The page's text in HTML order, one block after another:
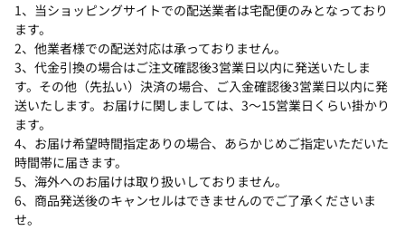
1、当ショッピングサイトでの配送業者は宅配便のみとなっており
ます。
2、他業者様での配送対応は承っておりません。
3、代金引換の場合はご注文確認後3営業日以内に発送いたしま
す。その他（先払い）決済の場合、ご入金確認後3営業日以内に発
送いたします。お届けに関しましては、3～15営業日くらい掛かり
ます。
4、お届け希望時間指定ありの場合、あらかじめご指定いただいた
時間帯に届きます。
5、海外へのお届けは取り扱いしておりません。
6、商品発送後のキャンセルはできませんのでご了承くださいま
せ。